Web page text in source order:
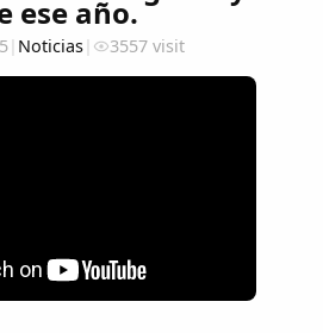
ese año.
| Noticias| 3557 visit